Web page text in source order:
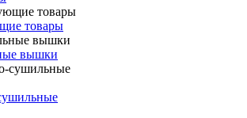
товары
вышки